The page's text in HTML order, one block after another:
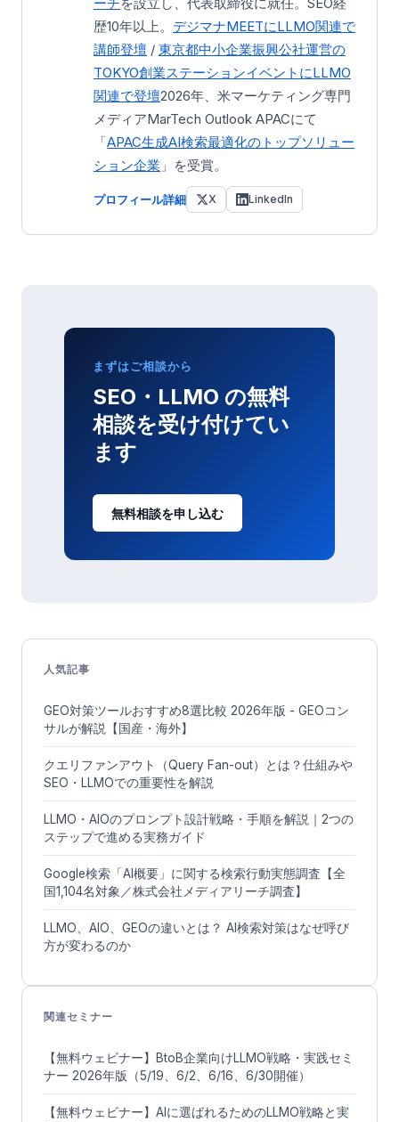
歴10年以上。 デジマナMEETにLLMO関連で
講師登壇 / 東京都中小企業振興公社運営の
TOKYO創業ステーションイベントにLLMO
関連で登壇2026年、米マーケティング専門
メディアMarTech Outlook APACにて
「APAC生成AI検索最適化のトップソリュー
ション企業 」を受賞。
プロフィール詳細 X LinkedIn
まずはご相談から
SEO・LLMO の無料
相談を受け付けてい
ます
無料相談を申し込む
人気記事
GEO対策ツールおすすめ8選比較 2026年版 - GEOコン
サルが解説【国産・海外】
クエリファンアウト（Query Fan-out）とは？仕組みや
SEO・LLMOでの重要性を解説
LLMO・AIOのプロンプト設計戦略・手順を解説｜2つの
ステップで進める実務ガイド
Google検索「AI概要」に関する検索行動実態調査【全
国1,104名対象／株式会社メディアリーチ調査】
LLMO、AIO、GEOの違いとは？ AI検索対策はなぜ呼び
方が変わるのか
関連セミナー
【無料ウェビナー】BtoB企業向けLLMO戦略・実践セミ
ナー 2026年版（5/19、6/2、6/16、6/30開催）
【無料ウェビナー】AIに選ばれるためのLLMO戦略と実